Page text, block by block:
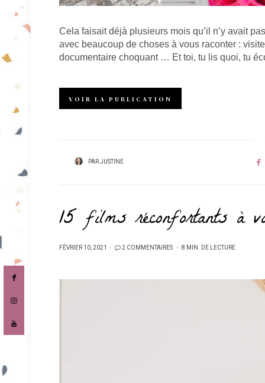
Cela faisait déjà plusieurs mois qu’il n’y avait
avec beaucoup de choses à vous raconter :
documentaire choquant … Et toi, tu lis quoi, tu
VOIR LA PUBLICATION
PARJUSTINE
15 films réconfortants à
PUBLIÉ
FÉVRIER 10, 2021 2 COMMENTAIRES 8 MIN. DE LECTURE